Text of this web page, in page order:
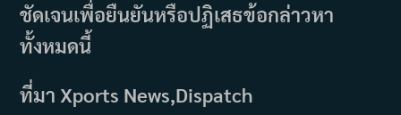
ชัดเจนเพื่อยืนยันหรือปฏิเสธข้อกล่าวหา
ทั้งหมดนี้
ที่มา Xports News,Dispatch